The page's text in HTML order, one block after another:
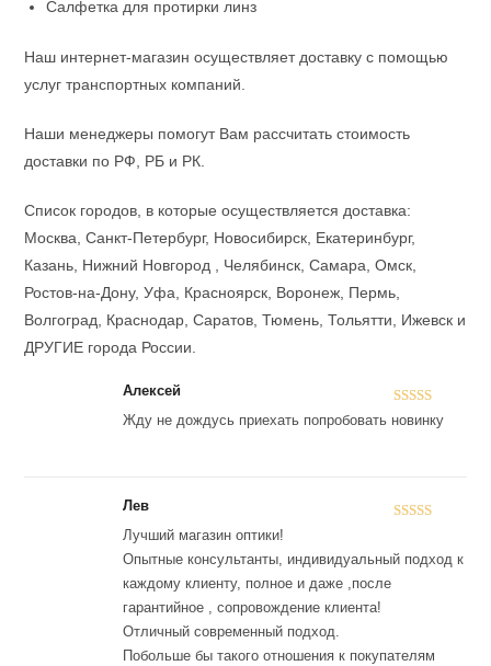
Салфетка для протирки линз
Наш интернет-магазин осуществляет доставку с помощью
услуг транспортных компаний.
Наши менеджеры помогут Вам рассчитать стоимость
доставки по РФ, РБ и РК.
Список городов, в которые осуществляется доставка:
Москва, Санкт-Петербург, Новосибирск, Екатеринбург,
Казань, Нижний Новгород , Челябинск, Самара, Омск,
Ростов-на-Дону, Уфа, Красноярск, Воронеж, Пермь,
Волгоград, Краснодар, Саратов, Тюмень, Тольятти, Ижевск и
ДРУГИЕ города России.
Оценка5
Алексей
Жду не дождусь приехать попробовать новинку
5
Лев
Лучший магазин оптики!
Опытные консультанты, индивидуальный подход к
каждому клиенту, полное и даже ,после
гарантийное , сопровождение клиента!
Отличный современный подход.
Побольше бы такого отношения к покупателям